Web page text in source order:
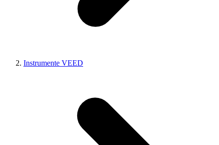
Instrumente VEED